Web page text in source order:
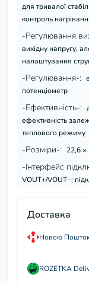
для тривалої
контроль
-Регулювання
вихідну напругу,
налаштування
-Регулювання-:
потенціометр
-Ефективність-:
ефективність
теплового режиму
-Розміри-: 22,6 ×
-Інтерфейс
VOUT+/VOUT−;
Доставка
Новою Поштою
ROZETKA